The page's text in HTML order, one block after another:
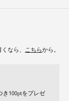
なら、 こちらから。
き100ptをプレゼ